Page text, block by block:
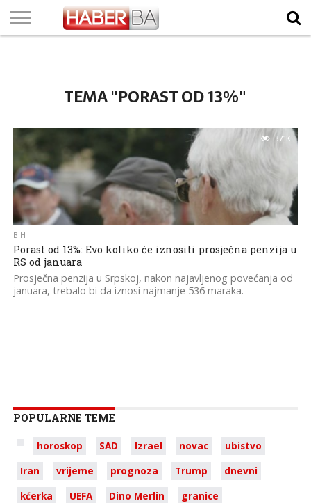
TEMA "PORAST OD 13%"
37.1K
BIH
Porast od 13%: Evo koliko će iznositi prosječna penzija u
RS od januara
Prosječna penzija u Srpskoj, nakon najavljenog povećanja od
januara, trebalo bi da iznosi najmanje 536 maraka.
POPULARNE TEME
horoskop SAD Izrael novac
ubistvo
Iran
vrijeme prognoza Trump
dnevni
kćerka
UEFA Dino Merlin granice